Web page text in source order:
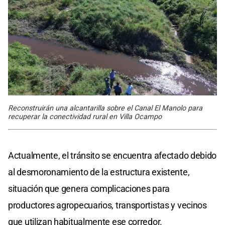
Reconstruirán una alcantarilla sobre el Canal El Manolo para
recuperar la conectividad rural en Villa Ocampo
Actualmente, el tránsito se encuentra afectado debido
al desmoronamiento de la estructura existente,
situación que genera complicaciones para
productores agropecuarios, transportistas y vecinos
que utilizan habitualmente ese corredor.